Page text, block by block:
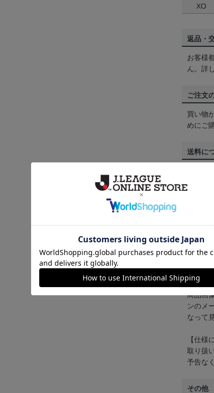
XO
返品・
お客様
ん。詳
ご注文
買い物
めにご
送料に
3,980
一部商
くはヘ
【カラ
商品画
ンのメ
なって
【仕様
取り扱
予告な
その他